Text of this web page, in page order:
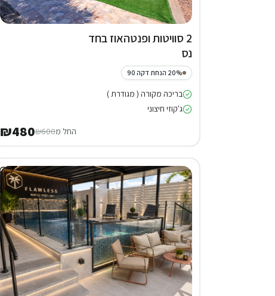
2 סוויטות ופנטהאוז בחד
נס
20% הנחת דקה 90
בריכה מקורה ( מגודרת )
ג'קוזי חיצוני
החל מ₪600
₪480